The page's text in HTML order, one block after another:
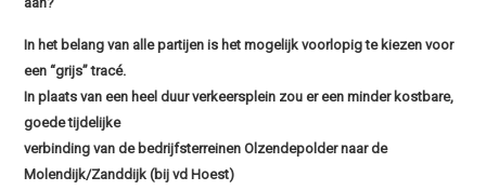
In het belang van alle partijen is het mogelijk voorlopig te kiezen voor
een “grijs” tracé.
In plaats van een heel duur verkeersplein zou er een minder kostbare,
goede tijdelijke
verbinding van de bedrijfsterreinen Olzendepolder naar de
Molendijk/Zanddijk (bij vd Hoest)